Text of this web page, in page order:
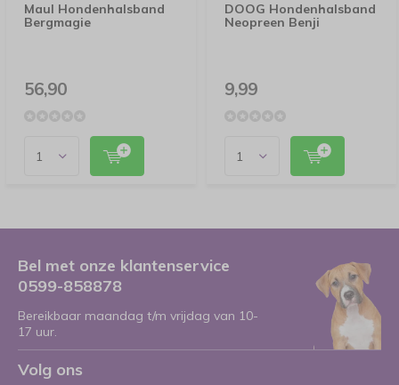
Maul Hondenhalsband
Bergmagie
56,90
DOOG Hondenhalsband
Neopreen Benji
9,99
Bel met onze klantenservice
0599-858878
Bereikbaar maandag t/m vrijdag van 10-
17 uur.
Volg ons